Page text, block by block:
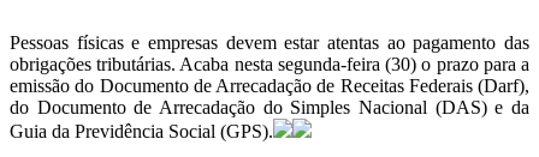
Pessoas físicas e empresas devem estar atentas ao pagamento das
obrigações tributárias. Acaba nesta segunda-feira (30) o prazo para a
emissão do Documento de Arrecadação de Receitas Federais (Darf),
do Documento de Arrecadação do Simples Nacional (DAS) e da
Guia da Previdência Social (GPS).